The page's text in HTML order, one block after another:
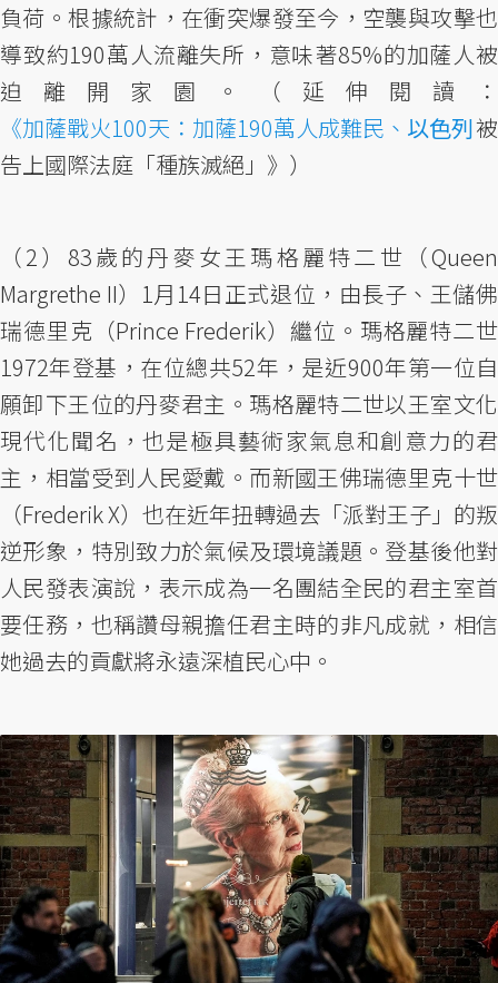
負荷。根據統計，在衝突爆發至今，空襲與攻擊也
導致約190萬人流離失所，意味著85%的加薩人被
迫離開家園。（延伸閱讀：
《加薩戰火100天：加薩190萬人成難民、 以色列被
告上國際法庭「種族滅絕」》）
（2）83歲的丹麥女王瑪格麗特二世（Queen
Margrethe II）1月14日正式退位，由長子、王儲佛
瑞德里克（Prince Frederik）繼位。瑪格麗特二世
1972年登基，在位總共52年，是近900年第一位自
願卸下王位的丹麥君主。瑪格麗特二世以王室文化
現代化聞名，也是極具藝術家氣息和創意力的君
主，相當受到人民愛戴。而新國王佛瑞德里克十世
（Frederik X）也在近年扭轉過去「派對王子」的叛
逆形象，特別致力於氣候及環境議題。登基後他對
人民發表演說，表示成為一名團結全民的君主室首
要任務，也稱讚母親擔任君主時的非凡成就，相信
她過去的貢獻將永遠深植民心中。